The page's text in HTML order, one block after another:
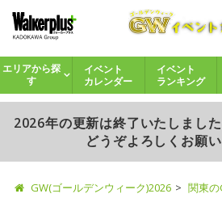
エリアから探
す
イベント
カレンダー
イベント
ランキング
2026年の更新は終了いたしまし
どうぞよろしくお願い
GW(ゴールデンウィーク)2026 関東